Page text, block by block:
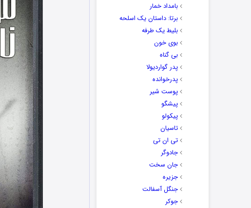
بامداد خمار
برتا: داستان یک اسلحه
بلیط یک‌‌ طرفه
بوی خون
بی گناه
پدر گواردیولا
پدرخوانده
پوست شیر
پیشگو
پیکولو
تاسیان
تی ان تی
جادوگر
جان سخت
جزیره
جنگل آسفالت
جوکر